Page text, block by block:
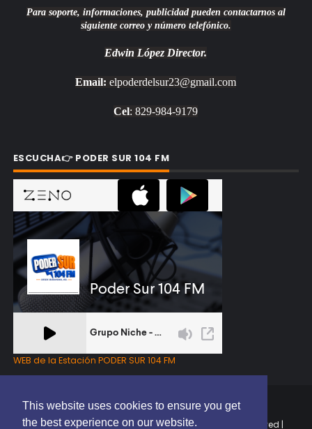
This website uses cookies to ensure you get
the best experience on our website.
Para soporte, informaciones, publicidad pueden contactarnos al
siguiente correo y número telefónico.
Edwin López Director.
Email: elpoderdelsur23@gmail.com
Cel: 829-984-9179
ESCUCHA👉 PODER SUR 104 FM
WEB de la Estación PODER SUR 104 FM
Copyright © 2025 | EL PODER DEL SUR RD | All Rights Reserved |